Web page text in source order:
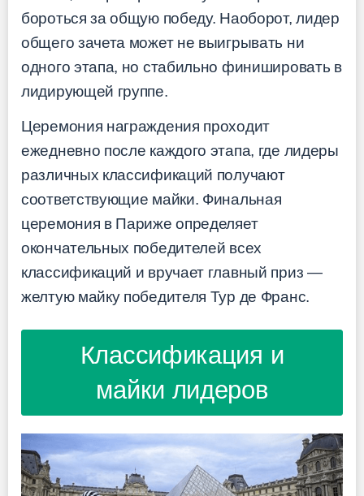
бороться за общую победу. Наоборот, лидер
общего зачета может не выигрывать ни
одного этапа, но стабильно финишировать в
лидирующей группе.
Церемония награждения проходит
ежедневно после каждого этапа, где лидеры
различных классификаций получают
соответствующие майки. Финальная
церемония в Париже определяет
окончательных победителей всех
классификаций и вручает главный приз —
желтую майку победителя Тур де Франс.
Классификация и
майки лидеров